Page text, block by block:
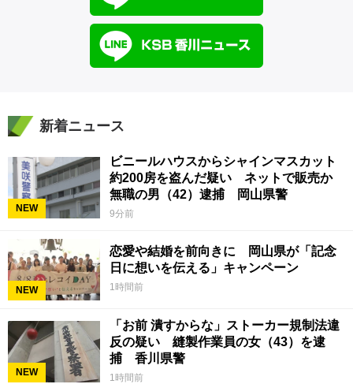
新着ニュース
NEW
ビニールハウスからシャインマスカット
約200房を盗んだ疑い ネットで販売か
無職の男（42）逮捕 岡山県警
9分前
NEW
恋愛や結婚を前向きに 岡山県が「記念
日に想いを伝える」キャンペーン
1時間前
NEW
「お前 潰すからな」ストーカー規制法違
反の疑い 縫製作業員の女（43）を逮
捕 香川県警
1時間前